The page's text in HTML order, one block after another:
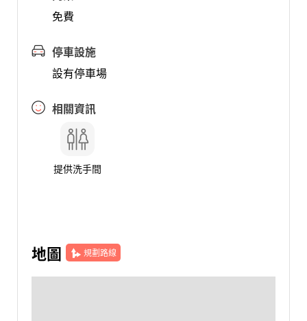
免費
停車設施
設有停車場
相關資訊
提供洗手間
地圖 規劃路線